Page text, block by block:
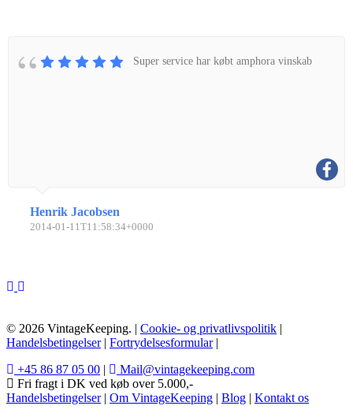
Super service har købt amphora vinskab
Henrik Jacobsen
2014-01-11T11:58:34+0000
© 2026 VintageKeeping. | Cookie- og privatlivspolitik
Handelsbetingelser| Fortrydelsesformular|
+45 86 87 05 00
Mail@vintagekeeping.com
Fri fragt i DK ved køb over 5.000,-
Handelsbetingelser| Om VintageKeeping Blog
Kontakt os